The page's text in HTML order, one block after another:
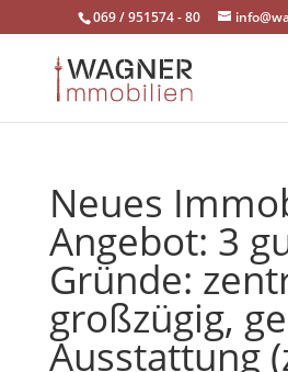
to
content
069 / 951574 - 80
Neues
Angebot: 3
Gründe:
großzügig,
Ausstattung